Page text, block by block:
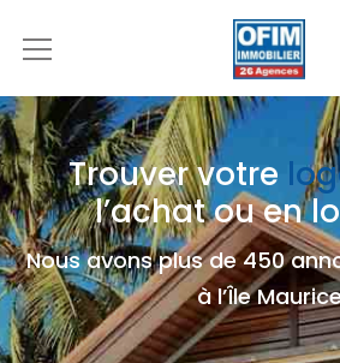
Trouver votre
l’achat ou en
Nous avons plus de 450
à l’Île